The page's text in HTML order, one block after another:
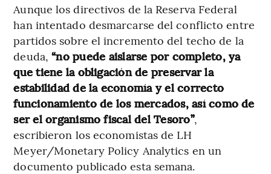
Aunque los directivos de la Reserva Federal
han intentado desmarcarse del conflicto entre
partidos sobre el incremento del techo de la
deuda, “no puede aislarse por completo, ya
que tiene la obligación de preservar la
estabilidad de la economía y el correcto
funcionamiento de los mercados, así como de
ser el organismo fiscal del Tesoro”,
escribieron los economistas de LH
Meyer/Monetary Policy Analytics en un
documento publicado esta semana.